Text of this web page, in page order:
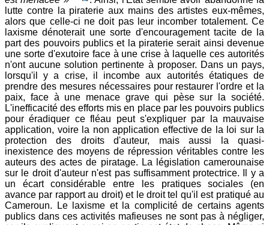
lutte contre la piraterie aux mains des artistes eux-mêmes,
alors que celle-ci ne doit pas leur incomber totalement. Ce
laxisme dénoterait une sorte d'encouragement tacite de la
part des pouvoirs publics et la piraterie serait ainsi devenue
une sorte d'exutoire face à une crise à laquelle ces autorités
n'ont aucune solution pertinente à proposer. Dans un pays,
lorsqu'il y a crise, il incombe aux autorités étatiques de
prendre des mesures nécessaires pour restaurer l'ordre et la
paix, face à une menace grave qui pèse sur la société.
L'inefficacité des efforts mis en place par les pouvoirs publics
pour éradiquer ce fléau peut s'expliquer par la mauvaise
application, voire la non application effective de la loi sur la
protection des droits d'auteur, mais aussi la quasi-
inexistence des moyens de répression véritables contre les
auteurs des actes de piratage. La législation camerounaise
sur le droit d'auteur n'est pas suffisamment protectrice. Il y a
un écart considérable entre les pratiques sociales (en
avance par rapport au droit) et le droit tel qu'il est pratiqué au
Cameroun. Le laxisme et la complicité de certains agents
publics dans ces activités mafieuses ne sont pas à négliger,